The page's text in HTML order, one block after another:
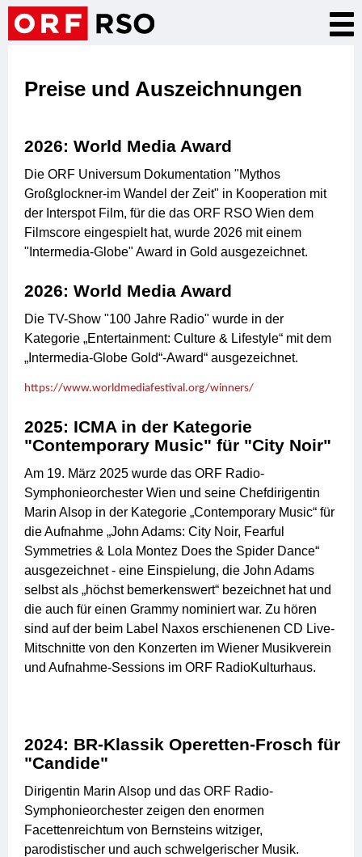
Direkt
zum
Preise und Auszeichnungen
2026: World Media Award
Die ORF Universum Dokumentation "Mythos
Großglockner-im Wandel der Zeit" in Kooperation mit
der Interspot Film, für die das ORF RSO Wien dem
Filmscore eingespielt hat, wurde 2026 mit einem
"Intermedia-Globe" Award in Gold ausgezeichnet.
2026: World Media Award
Die TV-Show "100 Jahre Radio" wurde in der
Kategorie „Entertainment: Culture & Lifestyle“ mit dem
„Intermedia-Globe Gold“-Award“ ausgezeichnet.
https://www.worldmediafestival.org/winners/
2025: ICMA in der Kategorie
"Contemporary Music" für "City Noir"
Am 19. März 2025 wurde das ORF Radio-
Symphonieorchester Wien und seine Chefdirigentin
Marin Alsop in der Kategorie „Contemporary Music“ für
die Aufnahme „John Adams: City Noir, Fearful
Symmetries & Lola Montez Does the Spider Dance“
ausgezeichnet - eine Einspielung, die John Adams
selbst als „höchst bemerkenswert“ bezeichnet hat und
die auch für einen Grammy nominiert war. Zu hören
sind auf der beim Label Naxos erschienenen CD Live-
Mitschnitte von den Konzerten im Wiener Musikverein
und Aufnahme-Sessions im ORF RadioKulturhaus.
2024: BR-Klassik Operetten-Frosch für
"Candide"
Dirigentin Marin Alsop und das ORF Radio-
Symphonieorchester zeigen den enormen
Facettenreichtum von Bernsteins witziger,
parodistischer und auch schwelgerischer Musik.